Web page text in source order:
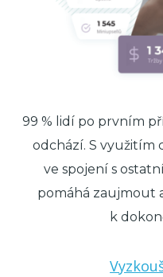
99 % lidí po prvním
odchází. S využitím
ve spojení s
pomáhá zaujmout
k